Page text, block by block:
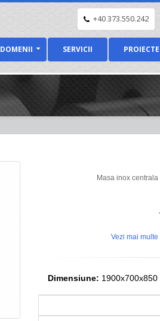
+40 373.550.242
DOMENII SERVICII PROIECTE
Masa inox
Vezi mai
Dimensiune: 1900x700x850